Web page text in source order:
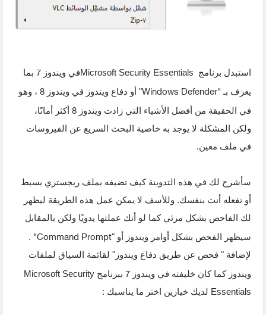
استبدل برنامج Microsoft Security Essentialsفي ويندوز7 بما
يعرف بـ Windows Defender"" أو دفاع ويندوز في ويندوز8 ، وهو
في الحقيقة من أفضل الأشياء التي زادت ويندوز8 أكثر أمانًا،
ولكن المشكلة لا يوجد به خاصية البحث السريع عن الفيروسات
في ملف معين.
سأشرح لك في هذه التدوينة كيف تضيفه بملف ريجستري بسيط
أو تفعله أنت بنفسك. وللأسف لا يمكن عمل هذه الطريقة ليظهر
لك الفاحص بشكل مرئي كما لو أنك عملتها يدويًا ولكن بالمقابل
سيظهر الفحص بشكل أوامر ويندوز أو ""Command Prompt
.
لإضافة " فحص عن طريق دفاع ويندوز" لقائمة السياق لملفات
ويندوز كما كان خليفته في ويندوز7 ببرنامجMicrosoft Security
Essentials لديك خيارين اختر ما يناسبك :